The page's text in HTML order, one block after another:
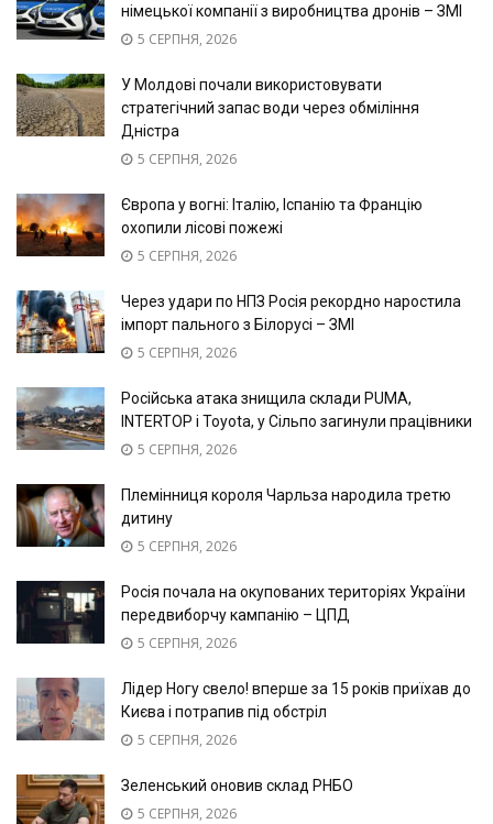
німецької компанії з виробництва дронів – ЗМІ
5 СЕРПНЯ, 2026
У Молдові почали використовувати
стратегічний запас води через обміління
Дністра
5 СЕРПНЯ, 2026
Європа у вогні: Італію, Іспанію та Францію
охопили лісові пожежі
5 СЕРПНЯ, 2026
Через удари по НПЗ Росія рекордно наростила
імпорт пального з Білорусі – ЗМІ
5 СЕРПНЯ, 2026
Російська атака знищила склади PUMA,
INTERTOP і Toyota, у Сільпо загинули працівники
5 СЕРПНЯ, 2026
Племінниця короля Чарльза народила третю
дитину
5 СЕРПНЯ, 2026
Росія почала на окупованих територіях України
передвиборчу кампанію – ЦПД
5 СЕРПНЯ, 2026
Лідер Ногу свело! вперше за 15 років приїхав до
Києва і потрапив під обстріл
5 СЕРПНЯ, 2026
Зеленський оновив склад РНБО
5 СЕРПНЯ, 2026